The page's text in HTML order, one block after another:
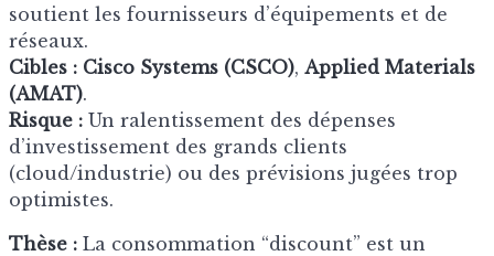
soutient les fournisseurs d’équipements et de
réseaux.
Cibles : Cisco Systems (CSCO), Applied Materials
(AMAT).
Risque : Un ralentissement des dépenses
d’investissement des grands clients
(cloud/industrie) ou des prévisions jugées trop
optimistes.
Thèse : La consommation “discount” est un